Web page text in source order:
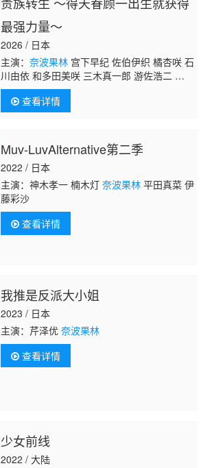
最强力量～
2026 / 日本
主演： 奈波果林宫下早纪 佐伯伊织 橘杏咲 石
川由依 和多田美咲 三木真一郎 游佐浩二 小野
大辅 河西健吾 井上和彦 水树奈奈 小村哲生
查看详情
Muv-LuvAlternative第二季
2022 / 日本
主演：神木孝一 楠木灯 奈波果林平田真菜 伊
藤彩沙
查看详情
我推是反派大小姐
2023 / 日本
主演：芹泽优 奈波果林
查看详情
少女前线
2022 / 大陆